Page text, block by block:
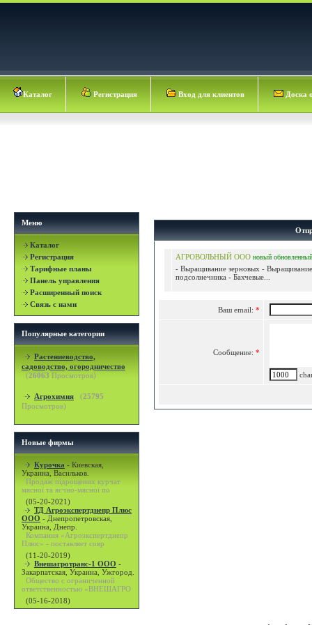
Каталог Регистрация Вход для клиентов Доска
Меню
Каталог
Регистрация
Тарифные планы
Панель управления
Расширенный поиск
Связь с нами
Популярные категории
Растениеводство,
садоводство, огородничество
(26063 Просмотров)
Агрохимия (25795
Просмотров)
Новые фирмы
Курочка - Киевская,
Украина, Васильков.
Продаж підрощених курчат
мясної та яєчно-мясної по
(05-20-2021)
ТД Агроэкспертднепр Плюс
ООО - Днепропетровская,
Украина, Днепр.
Компания «Агроэкспертднепр
Плюс» - поставляет совр
(11-20-2019)
Внешагротранс-1 ООО -
Закарпатская, Украина, Ужгород.
Общество с ограниченной
ответственностью «ВНЕШАГРО
(05-16-2018)
АГРОВОЛЬНЫЙ ООО новый обновленный
- Выращивание зерновых - Выращивание
подсолнечника - Бахчевые...
Ваш email: *
Сообщение: *